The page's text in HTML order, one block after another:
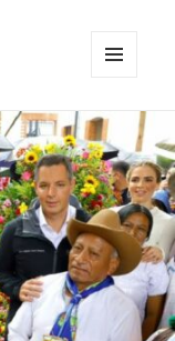
WIDGETS